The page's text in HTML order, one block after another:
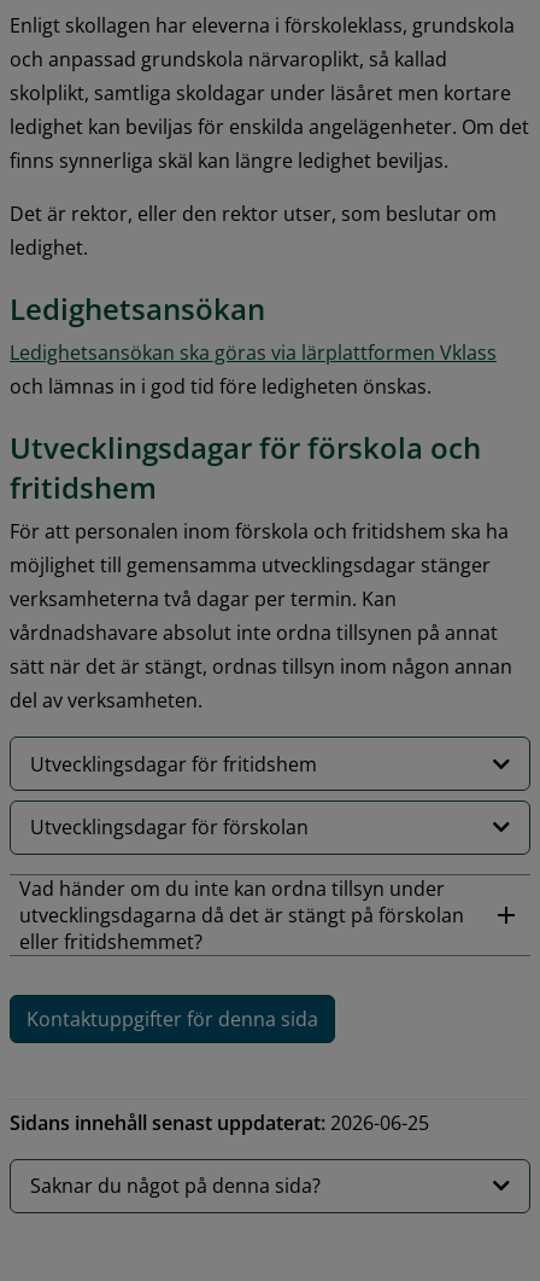
Enligt skollagen har eleverna i förskoleklass, grundskola
och anpassad grundskola närvaroplikt, så kallad
skolplikt, samtliga skoldagar under läsåret men kortare
ledighet kan beviljas för enskilda angelägenheter. Om det
finns synnerliga skäl kan längre ledighet beviljas.
Det är rektor, eller den rektor utser, som beslutar om
ledighet.
Ledighetsansökan
Ledighetsansökan ska göras via lärplattformen Vklass
och lämnas in i god tid före ledigheten önskas.
Utvecklingsdagar för förskola och
fritidshem
För att personalen inom förskola och fritidshem ska ha
möjlighet till gemensamma utvecklingsdagar stänger
verksamheterna två dagar per termin. Kan
vårdnadshavare absolut inte ordna tillsynen på annat
sätt när det är stängt, ordnas tillsyn inom någon annan
del av verksamheten.
Utvecklingsdagar för fritidshem
Utvecklingsdagar för förskolan
Vad händer om du inte kan ordna tillsyn under
utvecklingsdagarna då det är stängt på förskolan
eller fritidshemmet?
Kontaktuppgifter för denna sida
Sidans innehåll senast uppdaterat:2026-06-25
Saknar du något på denna sida?